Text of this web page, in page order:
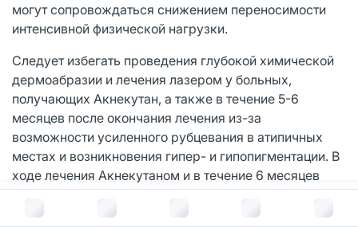
В корзину за3 487
могут сопровождаться снижением переносимости
интенсивной физической нагрузки.
Следует избегать проведения глубокой химической
дермоабразии и лечения лазером у больных,
получающих Акнекутан, а также в течение 5-6
месяцев после окончания лечения из-за
возможности усиленного рубцевания в атипичных
местах и возникновения гипер- и гипопигментации. В
ходе лечения Акнекутаном и в течение 6 месяцев
после него нельзя проводить эпиляцию с помощью
аппликаций воска из-за риска отслойки эпидермиса,